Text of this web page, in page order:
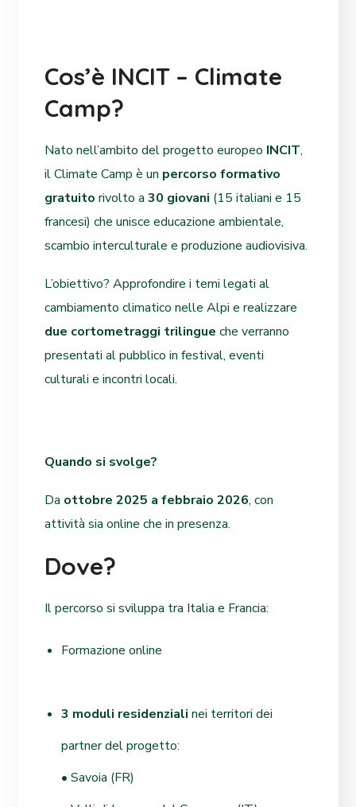
Cos’è INCIT – Climate
Camp?
Nato nell’ambito del progetto europeo INCIT,
il Climate Camp è un percorso formativo
gratuito rivolto a30 giovani (15 italiani e 15
francesi) che unisce educazione ambientale,
scambio interculturale e produzione audiovisiva.
L’obiettivo? Approfondire i temi legati al
cambiamento climatico nelle Alpi e realizzare
due cortometraggi trilingue che verranno
presentati al pubblico in festival, eventi
culturali e incontri locali.
Quando si svolge?
Da ottobre 2025 a febbraio 2026, con
attività sia online che in presenza.
Dove?
Il percorso si sviluppa tra Italia e Francia:
Formazione online
3 moduli residenziali nei territori dei
partner del progetto:
• Savoia (FR)